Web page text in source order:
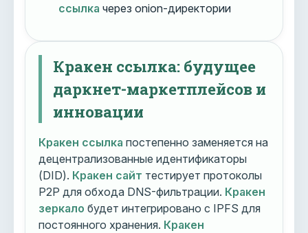
ссылка через onion-директории
Кракен ссылка: будущее
даркнет-маркетплейсов и
инновации
Кракен ссылка постепенно заменяется на
децентрализованные идентификаторы
(DID). Кракен сайт тестирует протоколы
P2P для обхода DNS-фильтрации. Кракен
зеркало будет интегрировано с IPFS для
постоянного хранения. Кракен